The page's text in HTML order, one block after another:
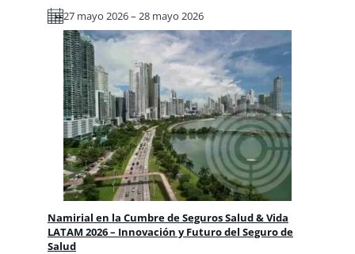
27 mayo 2026 – 28 mayo 2026
Namirial en la Cumbre de Seguros Salud & Vida
LATAM 2026 – Innovación y Futuro del Seguro de
Salud